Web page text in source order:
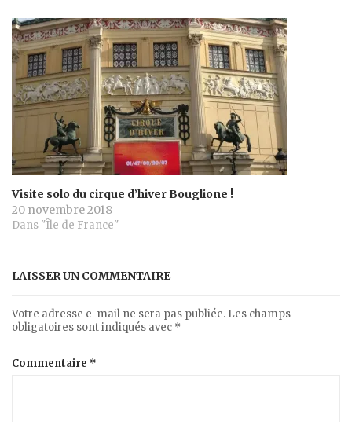
Visite solo du cirque d’hiver Bouglione !
20 novembre 2018
Dans "Île de France"
LAISSER UN COMMENTAIRE
Votre adresse e-mail ne sera pas publiée. Les champs
obligatoires sont indiqués avec *
Commentaire *